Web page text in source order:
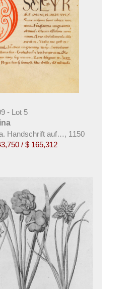
- Lot 5
Handschrift auf Pergament, 12.
, 1150
/ $ 165,312